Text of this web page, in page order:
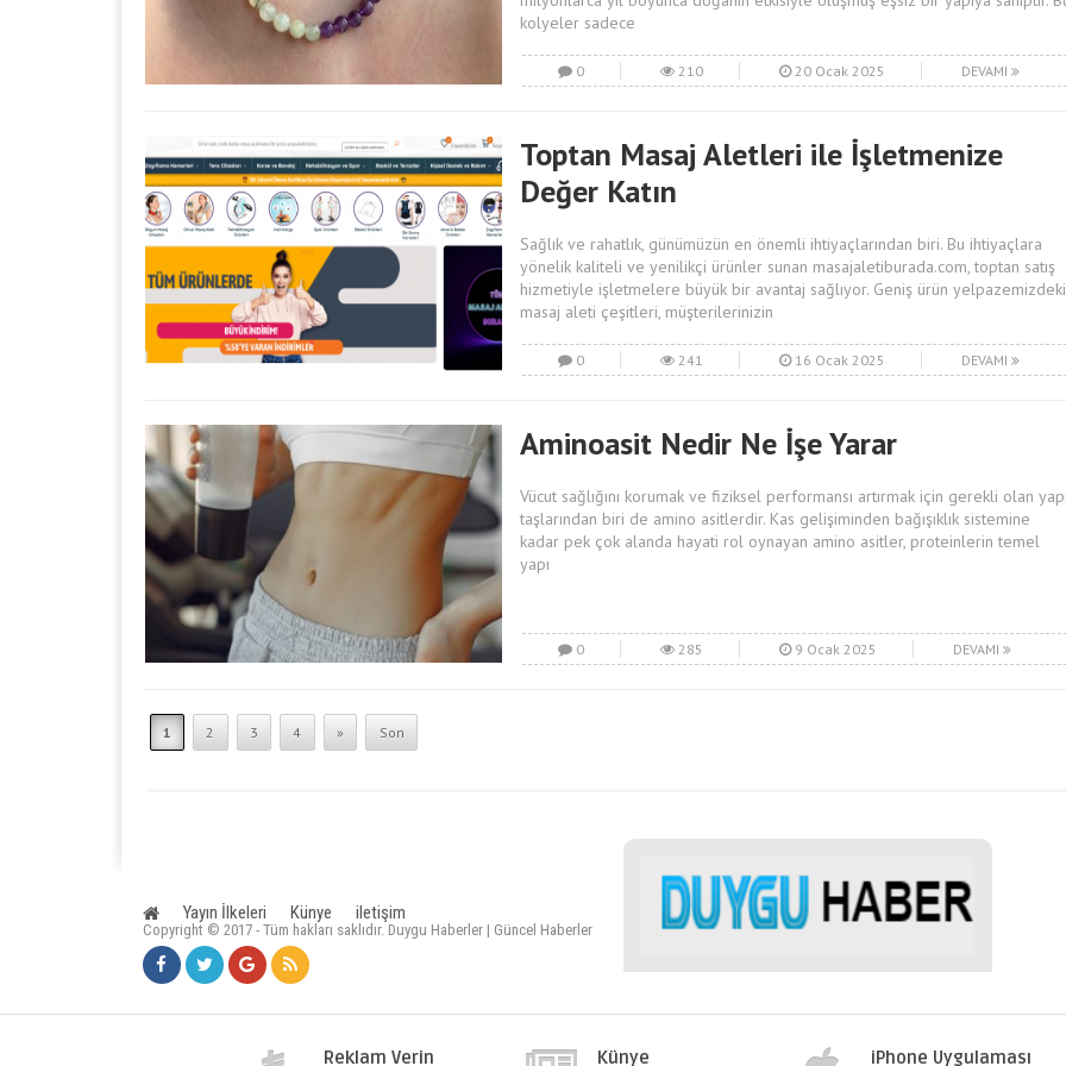
kolyeler sadece
0 210 20 Ocak 2025 DEVAMI
Toptan Masaj Aletleri ile İşletmenize
Değer Katın
Sağlık ve rahatlık, günümüzün en önemli ihtiyaçlarından biri. Bu ihtiyaçlara
yönelik kaliteli ve yenilikçi ürünler sunan masajaletiburada.com, toptan satış
hizmetiyle işletmelere büyük bir avantaj sağlıyor. Geniş ürün yelpazemizdeki
masaj aleti çeşitleri, müşterilerinizin
0 241 16 Ocak 2025 DEVAMI
Aminoasit Nedir Ne İşe Yarar
Vücut sağlığını korumak ve fiziksel performansı artırmak için gerekli olan
taşlarından biri de amino asitlerdir. Kas gelişiminden bağışıklık sistemine
kadar pek çok alanda hayati rol oynayan amino asitler, proteinlerin temel
yapı
0 285 9 Ocak 2025 DEVAMI
1 2 3 4 » Son
Yayın İlkeleri Künye iletişim
Copyright © 2017 - Tüm hakları saklıdır. Duygu Haberler | Güncel Haberler
Reklam Verin
Künye
iPhone Uygulaması